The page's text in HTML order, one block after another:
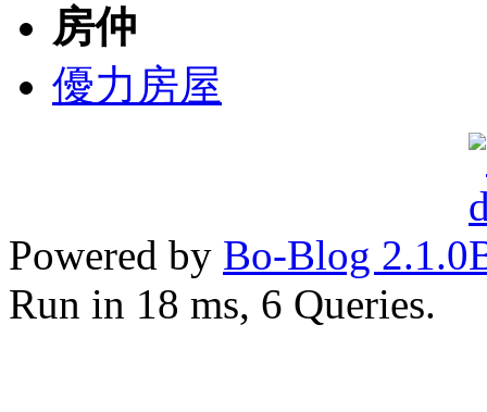
房仲
優力房屋
Powered by Bo-Blog 2.1.0
Run in 18 ms, 6 Queries.